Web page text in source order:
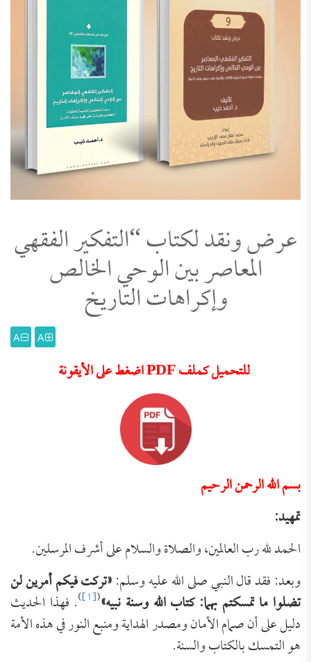
عرض ونقد لكتاب “التفكير الفقهي
المعاصر بين الوحي الخالص
وإكراهات التاريخ
A
A
للتحميل كملف PDF اضغط على الأيقونة
بسم الله الرحمن الرحيم
تمهيد:
الحمد لله رب العالمين، والصلاة والسلام على أشرف المرسلين.
وبعد: فقد قال النبي صلى الله عليه وسلم:«تركت فيكم أمرين لن
تضلوا ما تمسكتم بهما: كتاب الله وسنة نبيه»(
[1]
). فهذا الحديث
دليل على أن صمام الأمان ومصدر الهداية ومنبع النور في هذه الأمة
هو التمسك بالكتاب والسنة.